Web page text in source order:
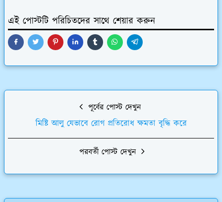
এই পোস্টটি পরিচিতদের সাথে শেয়ার করুন
পূর্বের পোস্ট দেখুন
মিষ্টি আলু যেভাবে রোগ প্রতিরোধ ক্ষমতা বৃদ্ধি করে
পরবর্তী পোস্ট দেখুন